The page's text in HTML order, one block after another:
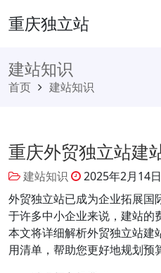
重庆独立站
建站知识
首页 建站知识
重庆外贸独立站建
建站知识 2025年2月14日
外贸独立站已成为企业拓展国
于许多中小企业来说，建站的
本文将详细解析外贸独立站建
用清单，帮助您更好地规划预